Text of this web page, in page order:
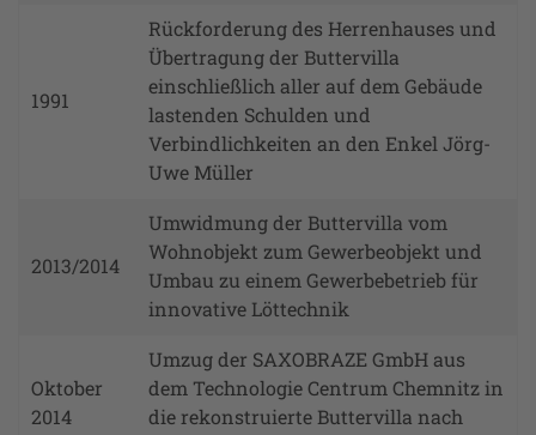
1991
Rückforderung des Herrenhauses und
Übertragung der Buttervilla
einschließlich aller auf dem Gebäude
lastenden Schulden und
Verbindlichkeiten an den Enkel Jörg-
Uwe Müller
2013/2014
Umwidmung der Buttervilla vom
Wohnobjekt zum Gewerbeobjekt und
Umbau zu einem Gewerbebetrieb für
innovative Löttechnik
Oktober
2014
Umzug der SAXOBRAZE GmbH aus
dem Technologie Centrum Chemnitz in
die rekonstruierte Buttervilla nach